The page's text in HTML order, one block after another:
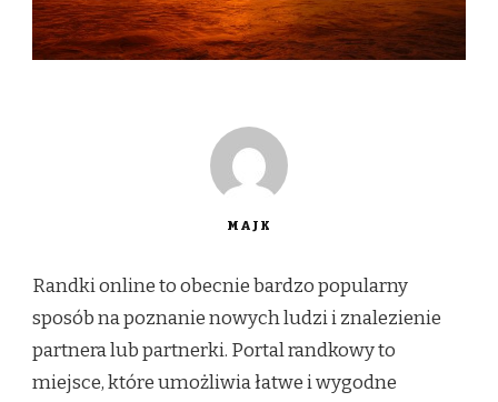
MAJK
Randki online to obecnie bardzo popularny
sposób na poznanie nowych ludzi i znalezienie
partnera lub partnerki. Portal randkowy to
miejsce, które umożliwia łatwe i wygodne